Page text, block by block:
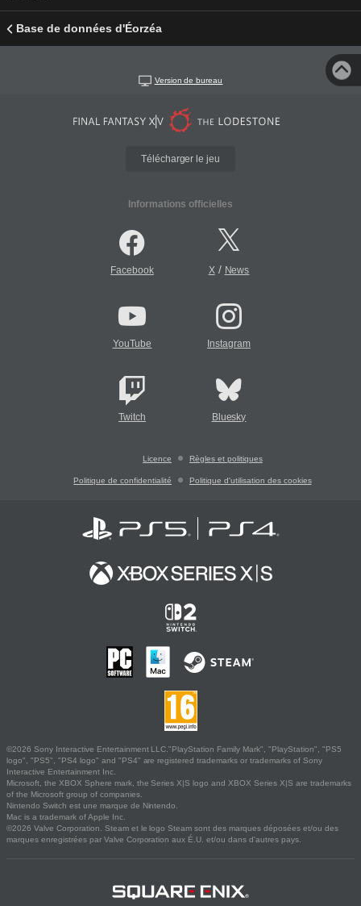
Base de données d'Éorzéa
Version de bureau
Télécharger le jeu
Informations officielles
Facebook X/ News
YouTube Instagram
Twitch Bluesky
Licence Règles et politiques
Politique de confidentialité Politique d'utilisation des cookies
©2026 Sony Interactive Entertainment LLC."PlayStation Family Mark", "PlayStation", "PS5
logo", "PS5", "PS4 logo" and "PS4" are registered trademarks or trademarks of Sony
Interactive Entertainment Inc.
Microsoft, the XBOX Sphere mark, the Series X|S logo and XBOX Series X|S are trademarks
of the Microsoft group of companies.
Nintendo Switch est une marque de Nintendo.
Mac is a trademark of Apple Inc.
©2026 Valve Corporation. Steam et le logo Steam sont des marques déposées et/ou des
marques enregistrées par Valve Corporation aux É.U. et/ou dans d'autres pays.